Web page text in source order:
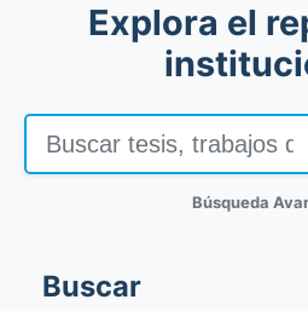
Explora el
Búsqueda
Buscar